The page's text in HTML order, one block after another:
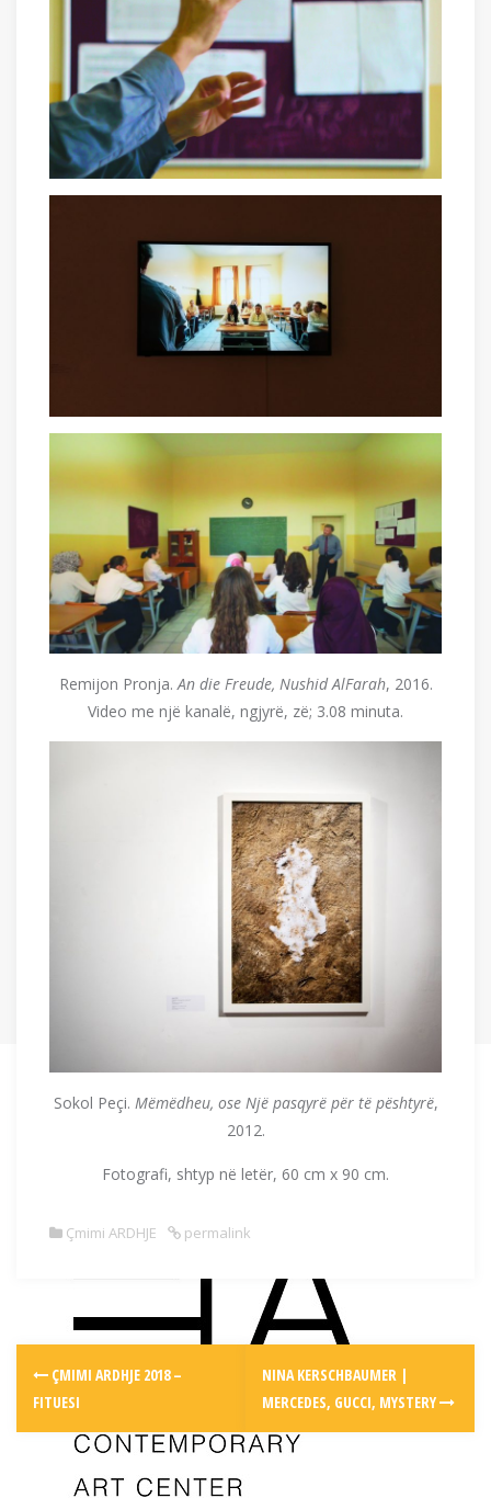
Remijon Pronja.An die Freude, Nushid AlFarah, 2016.
Video me një kanalë, ngjyrë, zë; 3.08 minuta.
Sokol Peçi. Mëmëdheu, ose Një pasqyrë për të pështyrë,
2012.
Fotografi, shtyp në letër, 60 cm x 90 cm.
Çmimi ARDHJE permalink
Post
navigation
ÇMIMI ARDHJE 2018 –
FITUESI
NINA KERSCHBAUMER |
MERCEDES, GUCCI, MYSTERY